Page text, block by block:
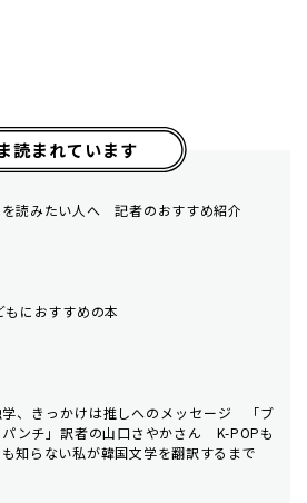
読まれています
読みたい人へ 記者のおすすめ紹介
もにおすすめの本
学、きっかけは推しへのメッセージ 「ブ
パンチ」訳者の山口さやかさん K-POPも
知らない私が韓国文学を翻訳するまで